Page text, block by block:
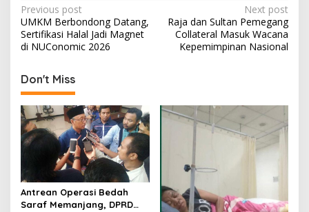
P
o
s
t
n
a
v
i
g
a
t
Previous post
UMKM Berbondong Datang,
Sertifikasi Halal Jadi Magnet
di NUConomic 2026
Next post
Raja dan Sultan Pemegang
Collateral Masuk Wacana
Kepemimpinan Nasional
Don't Miss
Antrean Operasi Bedah
Saraf Memanjang, DPRD